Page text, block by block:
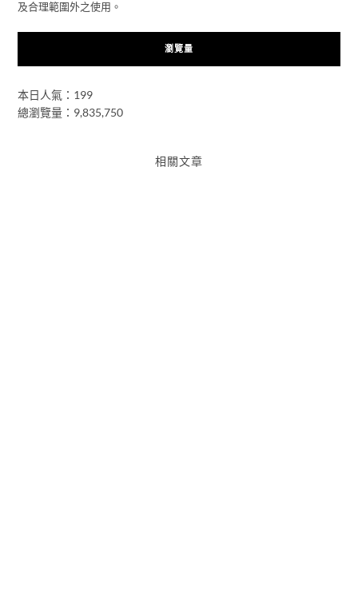
及合理範圍外之使用。
瀏覽量
本日人氣：199
總瀏覽量：9,835,750
相關文章